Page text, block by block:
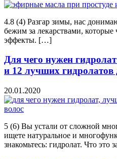
4.8 (4) Разгар зимы, нас
бежим за лекарствами,
эффекты. […]
Для чего нужен
и 12 лучших гидролатов
20.01.2020
5 (6) Вы устали от сложной
ищете натуральное и
знакомьтесь: гидролат. Что это